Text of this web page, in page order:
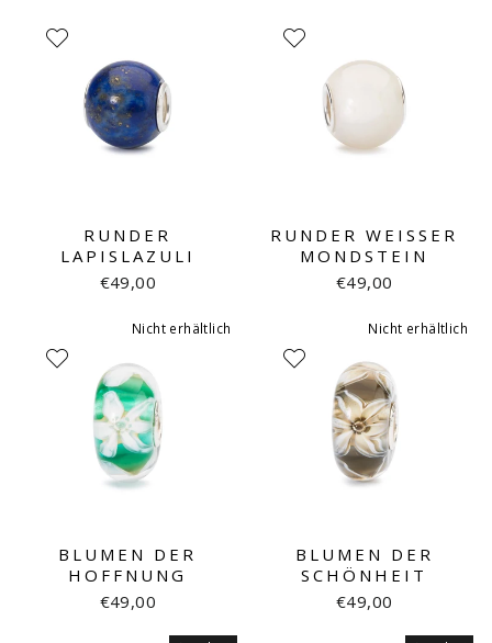
RUNDER
LAPISLAZULI
€49,00
RUNDER WEISSER M
ONDSTEIN
€49,00
Nicht erhältlich
BLUMEN DER
HOFFNUNG
€49,00
Nicht erhältlich
BLUMEN DER
SCHÖNHEIT
€49,00